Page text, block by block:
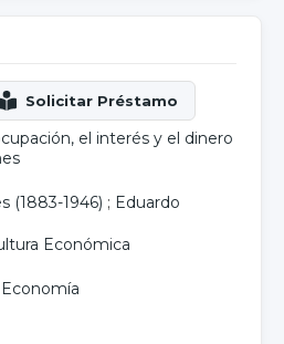
el interés y el dinero
(1883-1946) ; Eduardo
Económica